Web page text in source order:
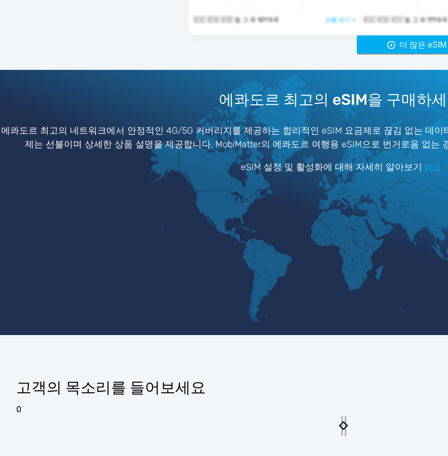
🇪🇨 🇪🇬 🇪🇪 및 그 외 127개국 상품 보기 > 🇪🇨 🇪🇬 🇸🇻 및 그 외 171개국
더 많은 eSIM
에콰도르 최고의 eSIM을 구매하
에콰도르 최고의 네트워크에서 안정적인 4G/5G 커버리지를 제공하는 합리적인 eSIM 요금제로 끊김 없는 데이
제는 선불이며 상세한 상품 설명을 제공합니다. MobiMatter의 에콰도르 여행용 eSIM으로 번거로움 없는
eSIM 설정 및 활성화에 대해 자세히 알아보기 여기
고객의 목소리를 들어보세요
0